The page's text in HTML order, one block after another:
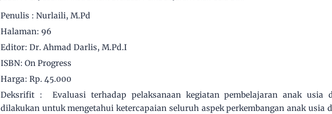
Penulis : Nurlaili, M.Pd
Halaman: 96
Editor: Dr. Ahmad Darlis, M.Pd.I
ISBN: On Progress
Harga: Rp. 45.000
Deksrifit : Evaluasi terhadap pelaksanaan kegiatan pembelajaran anak usia
dilakukan untuk mengetahui ketercapaian seluruh aspek perkembangan anak usia